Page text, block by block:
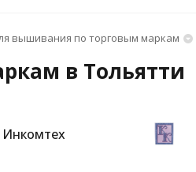
вышивания по торговым маркам
в Тольятти
Инкомтех